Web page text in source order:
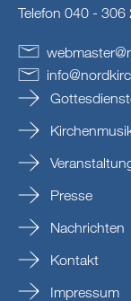
Telefon 040 - 306
webmaster@
info@
Presse
Nachrichten
Kontakt
Impressum